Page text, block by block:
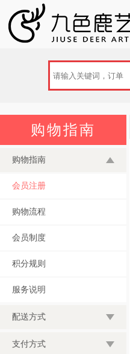
购物指南
购物指南
会员注册
购物流程
会员制度
积分规则
服务说明
配送方式
支付方式